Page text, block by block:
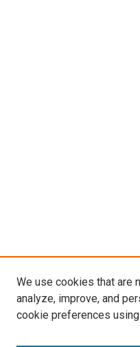
We use cookies that are
analyze, improve, and
cookie preferences